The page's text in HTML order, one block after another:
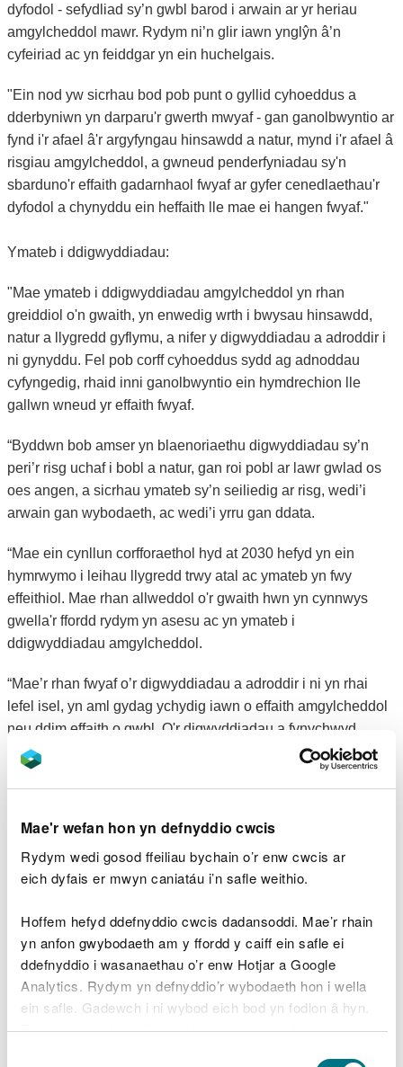
Mae'r wefan hon yn defnyddio cwcis
Rydym wedi gosod ffeiliau bychain o’r enw cwcis ar
eich dyfais er mwyn caniatáu i’n safle weithio.
Hoffem hefyd ddefnyddio cwcis dadansoddi. Mae’r rhain
yn anfon gwybodaeth am y ffordd y caiff ein safle ei
ddefnyddio i wasanaethau o’r enw Hotjar a Google
Analytics. Rydym yn defnyddio’r wybodaeth hon i wella
ein safle. Gadewch i ni wybod eich bod yn fodlon â hyn.
Byddwn yn defnyddio cwci i gadw eich dewis.
dyfodol - sefydliad sy’n gwbl barod i arwain ar yr heriau
amgylcheddol mawr. Rydym ni’n glir iawn ynglŷn â’n
cyfeiriad ac yn feiddgar yn ein huchelgais.
"Ein nod yw sicrhau bod pob punt o gyllid cyhoeddus a
dderbyniwn yn darparu'r gwerth mwyaf - gan ganolbwyntio ar
fynd i'r afael â'r argyfyngau hinsawdd a natur, mynd i'r afael â
risgiau amgylcheddol, a gwneud penderfyniadau sy'n
sbarduno'r effaith gadarnhaol fwyaf ar gyfer cenedlaethau'r
dyfodol a chynyddu ein heffaith lle mae ei hangen fwyaf."
Ymateb i ddigwyddiadau:
"Mae ymateb i ddigwyddiadau amgylcheddol yn rhan
greiddiol o'n gwaith, yn enwedig wrth i bwysau hinsawdd,
natur a llygredd gyflymu, a nifer y digwyddiadau a adroddir i
ni gynyddu. Fel pob corff cyhoeddus sydd ag adnoddau
cyfyngedig, rhaid inni ganolbwyntio ein hymdrechion lle
gallwn wneud yr effaith fwyaf.
“Byddwn bob amser yn blaenoriaethu digwyddiadau sy’n
peri’r risg uchaf i bobl a natur, gan roi pobl ar lawr gwlad os
oes angen, a sicrhau ymateb sy’n seiliedig ar risg, wedi’i
arwain gan wybodaeth, ac wedi’i yrru gan ddata.
“Mae ein cynllun corfforaethol hyd at 2030 hefyd yn ein
hymrwymo i leihau llygredd trwy atal ac ymateb yn fwy
effeithiol. Mae rhan allweddol o'r gwaith hwn yn cynnwys
gwella'r ffordd rydym yn asesu ac yn ymateb i
ddigwyddiadau amgylcheddol.
“Mae’r rhan fwyaf o’r digwyddiadau a adroddir i ni yn rhai
lefel isel, yn aml gydag ychydig iawn o effaith amgylcheddol
neu ddim effaith o gwbl. O'r digwyddiadau a fynychwyd
gennym y llynedd, dim ond 5% y cadarnhawyd eu bod wedi
cael effaith amgylcheddol sylweddol neu fawr. Aseswyd y
hyn o bryd wedi'i gyfeirio at adroddiadau effaith isel, gan
ddargyfeirio capasiti o waith atal a gorfodi effaith uwch.
ymateb i ddigwyddiadau sy’n peri’r risg uchaf i bobl a natur
bob amser yn flaenoriaeth i ni. Wrth geisio rheoleiddio’n
raddol ac yn gynt, rydym wedi bod yn ceisio pwerau
ychwanegol i ystyried sancsiynau sifil ar gyfer ystod
ehangach o droseddau amgylcheddol, fel offeryn